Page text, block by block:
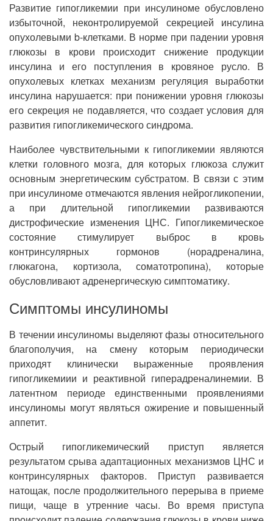
Развитие гипогликемии при инсулиноме обусловлено
избыточной, неконтролируемой секрецией инсулина
опухолевыми b-клетками. В норме при падении уровня
глюкозы в крови происходит снижение продукции
инсулина и его поступления в кровяное русло. В
опухолевых клетках механизм регуляция выработки
инсулина нарушается: при понижении уровня глюкозы
его секреция не подавляется, что создает условия для
развития гипогликемического синдрома.
Наиболее чувствительными к гипогликемии являются
клетки головного мозга, для которых глюкоза служит
основным энергетическим субстратом. В связи с этим
при инсулиноме отмечаются явления нейрогликопении,
а при длительной гипогликемии развиваются
дистрофические изменения ЦНС. Гипогликемическое
состояние стимулирует выброс в кровь
контринсулярных гормонов (норадреналина,
глюкагона, кортизола, соматотропина), которые
обусловливают адренергическую симптоматику.
Симптомы инсулиномы
В течении инсулиномы выделяют фазы относительного
благополучия, на смену которым периодически
приходят клинически выраженные проявления
гипогликемиии и реактивной гиперадреналинемии. В
латентном периоде единственными проявлениями
инсулиномы могут являться ожирение и повышенный
аппетит.
Острый гипогликемический приступ является
результатом срыва адаптационных механизмов ЦНС и
контринсулярных факторов. Приступ развивается
натощак, после продолжительного перерыва в приеме
пищи, чаще в утренние часы. Во время приступа